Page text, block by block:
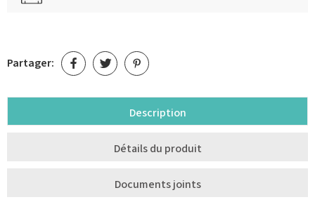
Partager:
Description
Détails du produit
Documents joints